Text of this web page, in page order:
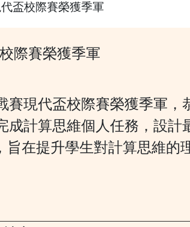
盃校際賽榮獲季軍
際賽榮獲季軍
賽現代盃校際賽榮獲季軍
成計算思維個人任務，設計
在提升學生對計算思維的